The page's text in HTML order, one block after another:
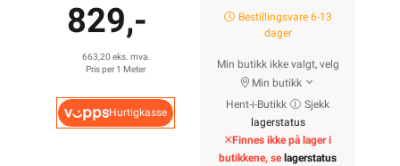
829,-
663,20 eks. mva.
Pris per 1 Meter
Hurtigkasse
Bestillingsvare 6-13
dager
Min butikk ikke valgt, velg
Min butikk
Hent-i-Butikk
Sjekk
lagerstatus
Finnes ikke på lager i
butikkene, se lagerstatus